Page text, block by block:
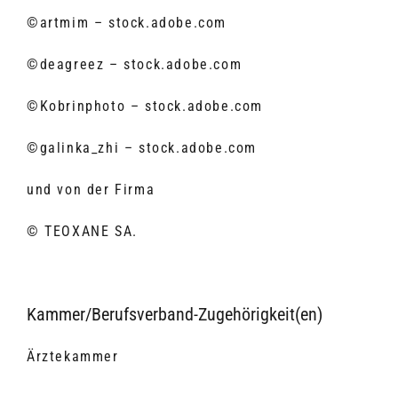
©artmim – stock.adobe.com
©deagreez – stock.adobe.com
©Kobrinphoto – stock.adobe.com
©galinka_zhi – stock.adobe.com
und von der Firma
© TEOXANE SA.
Kammer/Berufsverband-Zugehörigkeit(en)
Ärztekammer